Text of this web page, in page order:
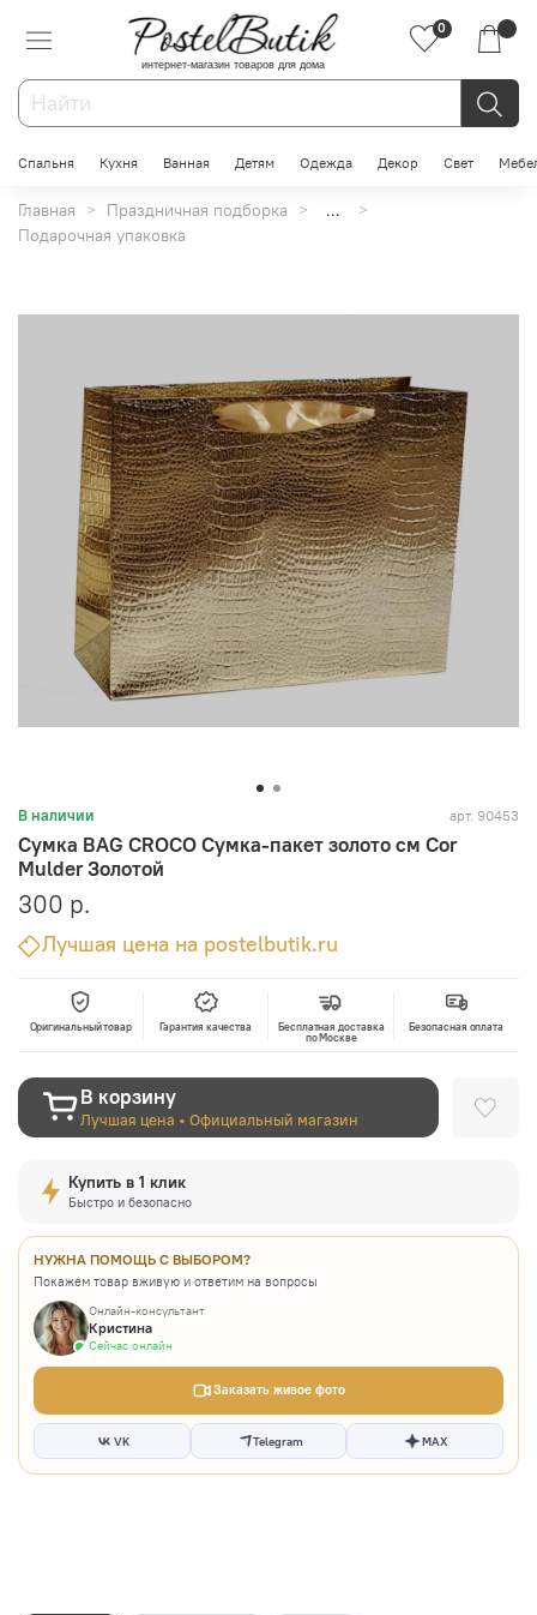
интернет-магазин товаров для дома
0
Спальня Кухня Ванная Детям Одежда Декор Свет
Главная Праздничная подборка
...
Подарочная упаковка
В наличии арт. 90453
Сумка BAG CROCO Сумка-пакет золото см Cor
Mulder Золотой
300 р.
Лучшая цена на postelbutik.ru
Оригинальный товар Гарантия качества
Бесплатная доставка
по Москве
Безопасная оплата
В корзину
Лучшая цена • Официальный магазин
Купить в 1 клик
Быстро и безопасно
НУЖНА ПОМОЩЬ С ВЫБОРОМ?
Покажем товар вживую и ответим на вопросы
Онлайн-консультант
Кристина
Сейчас онлайн
Заказать живое фото
VK Telegram MAX